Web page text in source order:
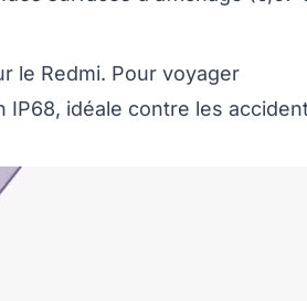
le Redmi. Pour voyager
idéale contre les